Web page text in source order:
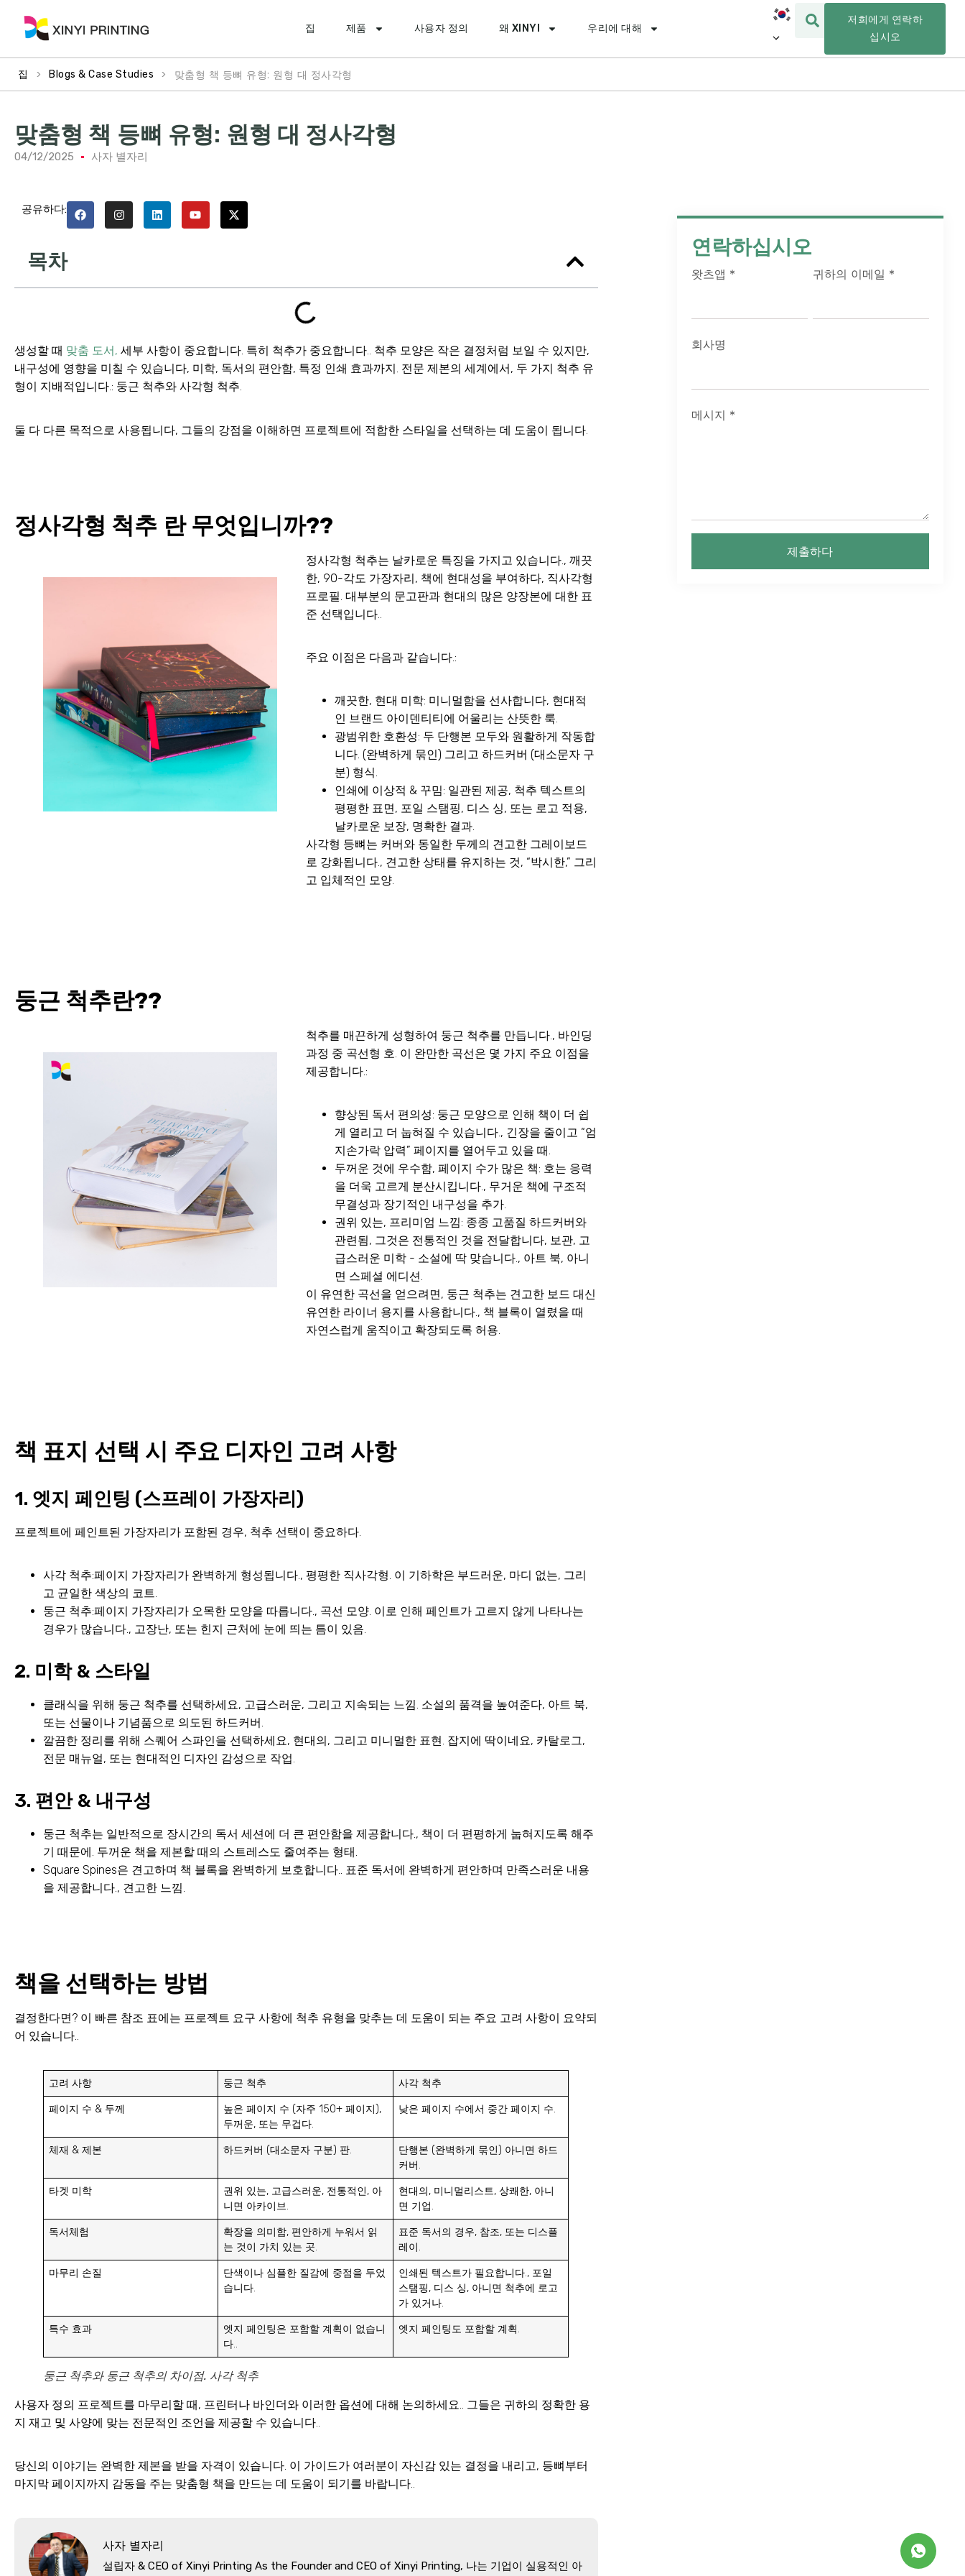
집 제품 사용자 정의 왜 XINYI 우리에 대해
저희에게 연락하
십시오
집 > Blogs & Case Studies > 맞춤형 책 등뼈 유형: 원형 대 정사각형
맞춤형 책 등뼈 유형: 원형 대 정사각형
04/12/2025 사자 별자리
공유하다:
목차
생성할 때 맞춤 도서, 세부 사항이 중요합니다. 특히 척추가 중요합니다.. 척추 모양은 작은 결정처럼 보일 수 있지만,
내구성에 영향을 미칠 수 있습니다, 미학, 독서의 편안함, 특정 인쇄 효과까지. 전문 제본의 세계에서, 두 가지 척추 유
형이 지배적입니다.: 둥근 척추와 사각형 척추.
둘 다 다른 목적으로 사용됩니다, 그들의 강점을 이해하면 프로젝트에 적합한 스타일을 선택하는 데 도움이 됩니다.
정사각형 척추 란 무엇입니까??
정사각형 척추는 날카로운 특징을 가지고 있습니다., 깨끗
한, 90-각도 가장자리, 책에 현대성을 부여하다, 직사각형
프로필. 대부분의 문고판과 현대의 많은 양장본에 대한 표
준 선택입니다..
주요 이점은 다음과 같습니다.:
깨끗한, 현대 미학: 미니멀함을 선사합니다, 현대적
인 브랜드 아이덴티티에 어울리는 산뜻한 룩.
광범위한 호환성: 두 단행본 모두와 원활하게 작동합
니다. (완벽하게 묶인) 그리고 하드커버 (대소문자 구
분) 형식.
인쇄에 이상적 & 꾸밈: 일관된 제공, 척추 텍스트의
평평한 표면, 포일 스탬핑, 디스 싱, 또는 로고 적용,
날카로운 보장, 명확한 결과.
사각형 등뼈는 커버와 동일한 두께의 견고한 그레이보드
로 강화됩니다., 견고한 상태를 유지하는 것, “박시한,” 그리
고 입체적인 모양.
둥근 척추란??
척추를 매끈하게 성형하여 둥근 척추를 만듭니다., 바인딩
과정 중 곡선형 호. 이 완만한 곡선은 몇 가지 주요 이점을
제공합니다.:
향상된 독서 편의성: 둥근 모양으로 인해 책이 더 쉽
게 열리고 더 눕혀질 수 있습니다., 긴장을 줄이고 “엄
지손가락 압력” 페이지를 열어두고 있을 때.
두꺼운 것에 우수함, 페이지 수가 많은 책: 호는 응력
을 더욱 고르게 분산시킵니다., 무거운 책에 구조적
무결성과 장기적인 내구성을 추가.
권위 있는, 프리미엄 느낌: 종종 고품질 하드커버와
관련됨, 그것은 전통적인 것을 전달합니다, 보관, 고
급스러운 미학 - 소설에 딱 맞습니다., 아트 북, 아니
면 스페셜 에디션.
이 유연한 곡선을 얻으려면, 둥근 척추는 견고한 보드 대신
유연한 라이너 용지를 사용합니다., 책 블록이 열렸을 때
자연스럽게 움직이고 확장되도록 허용.
책 표지 선택 시 주요 디자인 고려 사항
1. 엣지 페인팅 (스프레이 가장자리)
프로젝트에 페인트된 가장자리가 포함된 경우, 척추 선택이 중요하다.
사각 척추:페이지 가장자리가 완벽하게 형성됩니다., 평평한 직사각형. 이 기하학은 부드러운, 마디 없는, 그리
고 균일한 색상의 코트.
둥근 척추:페이지 가장자리가 오목한 모양을 따릅니다., 곡선 모양. 이로 인해 페인트가 고르지 않게 나타나는
경우가 많습니다., 고장난, 또는 힌지 근처에 눈에 띄는 틈이 있음.
2. 미학 & 스타일
클래식을 위해 둥근 척추를 선택하세요, 고급스러운, 그리고 지속되는 느낌. 소설의 품격을 높여준다, 아트 북,
또는 선물이나 기념품으로 의도된 하드커버.
깔끔한 정리를 위해 스퀘어 스파인을 선택하세요, 현대의, 그리고 미니멀한 표현. 잡지에 딱이네요, 카탈로그,
전문 매뉴얼, 또는 현대적인 디자인 감성으로 작업.
3. 편안 & 내구성
둥근 척추는 일반적으로 장시간의 독서 세션에 더 큰 편안함을 제공합니다., 책이 더 편평하게 눕혀지도록 해주
기 때문에. 두꺼운 책을 제본할 때의 스트레스도 줄여주는 형태.
Square Spines은 견고하며 책 블록을 완벽하게 보호합니다.. 표준 독서에 완벽하게 편안하며 만족스러운 내용
을 제공합니다., 견고한 느낌.
책을 선택하는 방법
결정한다면? 이 빠른 참조 표에는 프로젝트 요구 사항에 척추 유형을 맞추는 데 도움이 되는 주요 고려 사항이 요약되
어 있습니다..
고려 사항 둥근 척추 사각 척추
페이지 수 & 두께
높은 페이지 수 (자주 150+ 페이지),
두꺼운, 또는 무겁다.
낮은 페이지 수에서 중간 페이지 수.
체재 & 제본 하드커버 (대소문자 구분) 판.
단행본 (완벽하게 묶인) 아니면 하드
커버.
타겟 미학
권위 있는, 고급스러운, 전통적인, 아
니면 아카이브.
현대의, 미니멀리스트, 상쾌한, 아니
면 기업.
독서체험
확장을 의미함, 편안하게 누워서 읽
는 것이 가치 있는 곳.
표준 독서의 경우, 참조, 또는 디스플
레이.
마무리 손질
단색이나 심플한 질감에 중점을 두었
습니다.
인쇄된 텍스트가 필요합니다., 포일
스탬핑, 디스 싱, 아니면 척추에 로고
가 있거나.
특수 효과
엣지 페인팅은 포함할 계획이 없습니
다..
엣지 페인팅도 포함할 계획.
둥근 척추와 둥근 척추의 차이점. 사각 척추
사용자 정의 프로젝트를 마무리할 때, 프린터나 바인더와 이러한 옵션에 대해 논의하세요.. 그들은 귀하의 정확한 용
지 재고 및 사양에 맞는 전문적인 조언을 제공할 수 있습니다..
당신의 이야기는 완벽한 제본을 받을 자격이 있습니다. 이 가이드가 여러분이 자신감 있는 결정을 내리고, 등뼈부터
마지막 ​​페이지까지 감동을 주는 맞춤형 책을 만드는 데 도움이 되기를 바랍니다..
사자 별자리
설립자 &CEO of Xinyi Printing As the Founder and CEO of Xinyi Printing, 나는 기업이 실용적인 아
연락하십시오
왓츠앱 * 귀하의 이메일 *
회사명
메시지 *
제출하다